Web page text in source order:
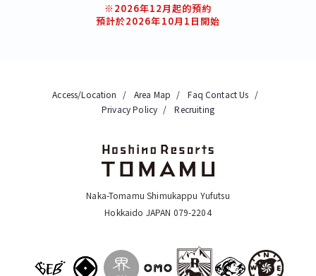
※2026年12月起的預約
預計於2026年10月1日開始
Access/Location Area Map Faq Contact Us
Privacy Policy
Recruiting
Naka-Tomamu Shimukappu Yufutsu
Hokkaido JAPAN 079-2204